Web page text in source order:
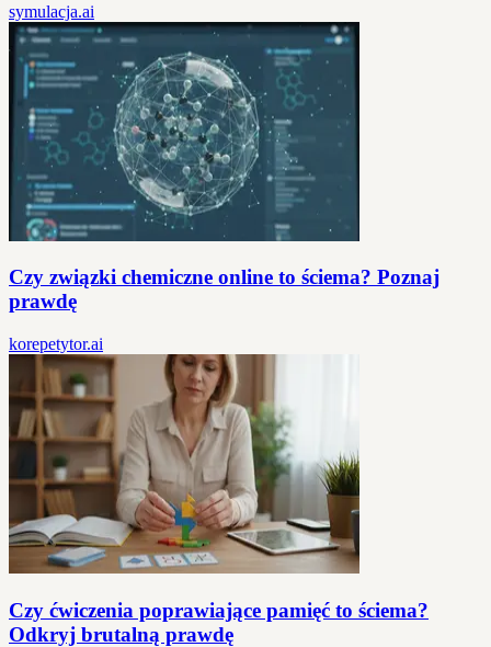
symulacja.ai
Czy związki chemiczne online to ściema? Poznaj
prawdę
korepetytor.ai
Czy ćwiczenia poprawiające pamięć to ściema?
Odkryj brutalną prawdę